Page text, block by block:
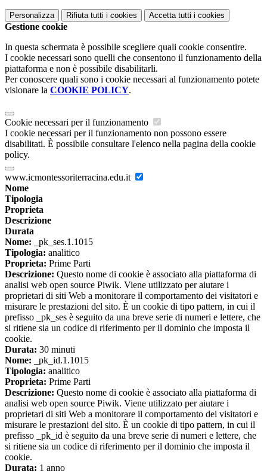
Personalizza Rifiuta tutti i cookies Accetta tutti i cookies
Gestione cookie
In questa schermata è possibile scegliere quali cookie consentire.
I cookie necessari sono quelli che consentono il funzionamento della
piattaforma e non è possibile disabilitarli.
Per conoscere quali sono i cookie necessari al funzionamento potete
visionare la COOKIE POLICY.
Cookie necessari per il funzionamento
I cookie necessari per il funzionamento non possono essere
disabilitati. È possibile consultare l'elenco nella pagina della cookie
policy.
www.icmontessoriterracina.edu.it
Nome
Tipologia
Proprieta
Descrizione
Durata
Nome: _pk_ses.1.1015
Tipologia: analitico
Proprieta: Prime Parti
Descrizione: Questo nome di cookie è associato alla piattaforma di
analisi web open source Piwik. Viene utilizzato per aiutare i
proprietari di siti Web a monitorare il comportamento dei visitatori e
misurare le prestazioni del sito. È un cookie di tipo pattern, in cui il
prefisso _pk_ses è seguito da una breve serie di numeri e lettere, che
si ritiene sia un codice di riferimento per il dominio che imposta il
cookie.
Durata: 30 minuti
Nome: _pk_id.1.1015
Tipologia: analitico
Proprieta: Prime Parti
Descrizione: Questo nome di cookie è associato alla piattaforma di
analisi web open source Piwik. Viene utilizzato per aiutare i
proprietari di siti Web a monitorare il comportamento dei visitatori e
misurare le prestazioni del sito. È un cookie di tipo pattern, in cui il
prefisso _pk_id è seguito da una breve serie di numeri e lettere, che
si ritiene sia un codice di riferimento per il dominio che imposta il
cookie.
Durata: 1 anno